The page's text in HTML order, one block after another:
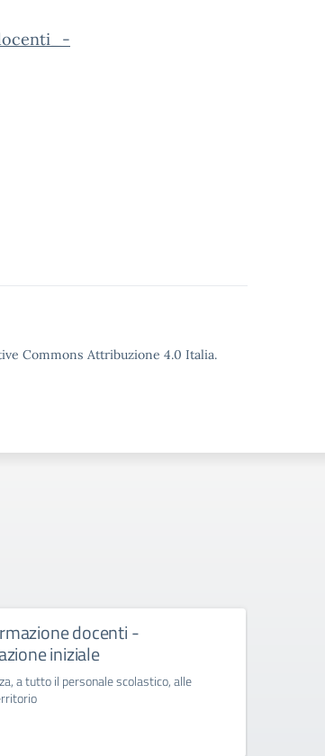
Commons Attribuzione 4.0 Italia.
docenti -
iniziale
a tutto il personale scolastico, alle